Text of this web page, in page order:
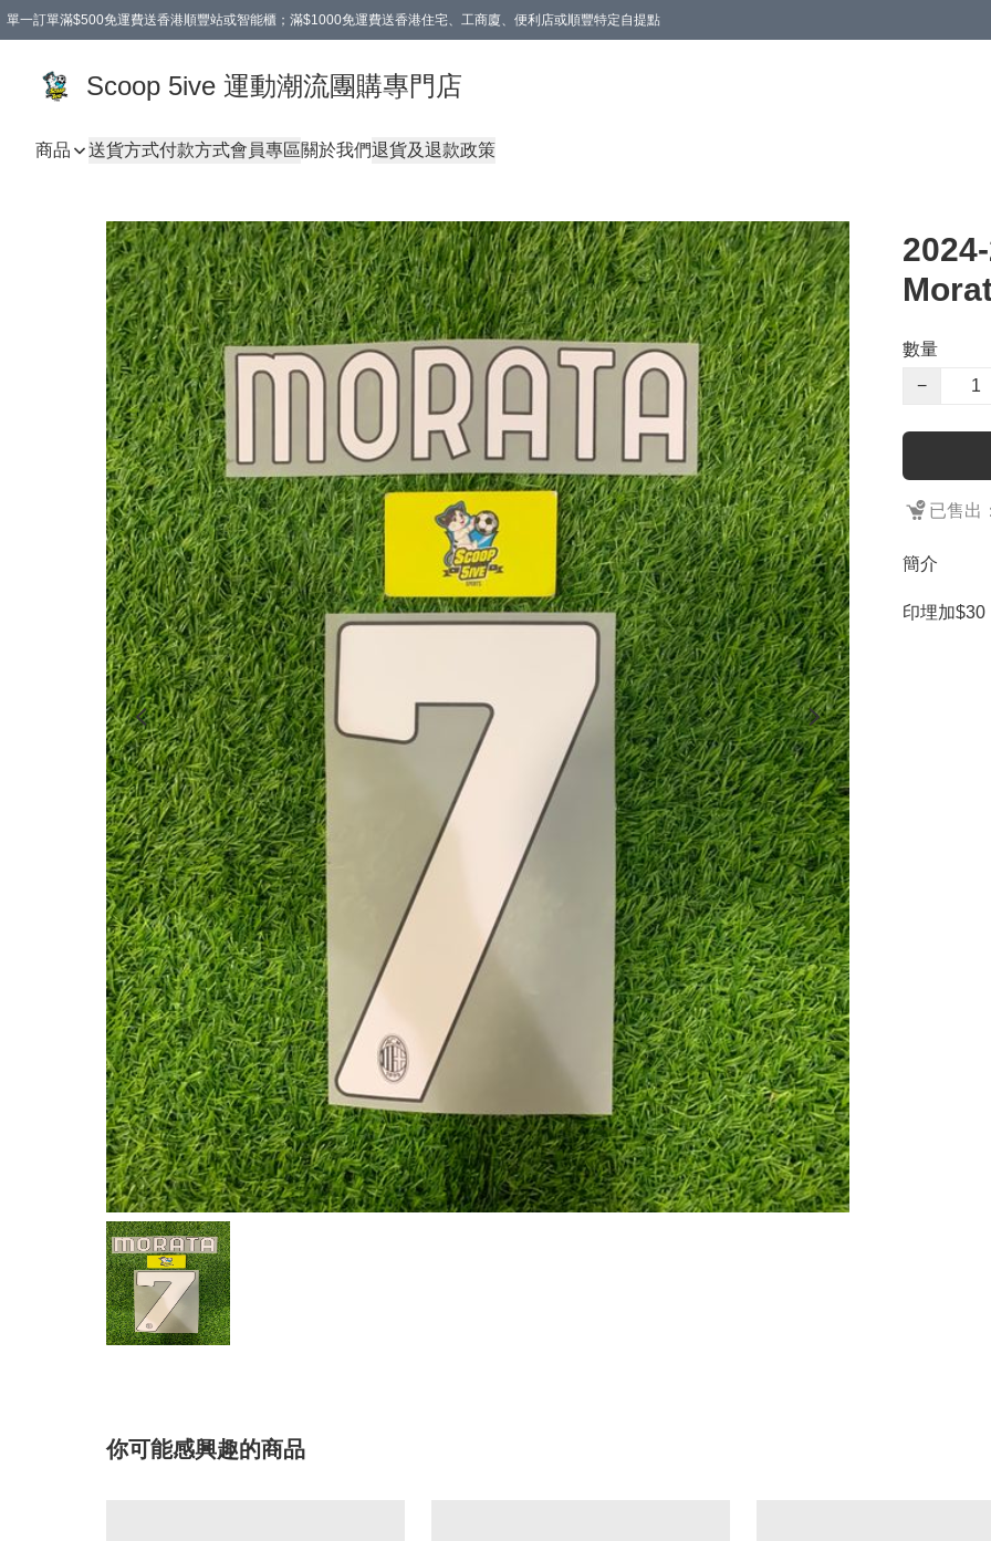
單一訂單滿$500免運費送香港順豐站或智能櫃；滿$1000免運費送香港住宅、工商廈、便利店或順豐特定自提點
Scoop 5ive 運動潮流團購專門店
商品 送貨方式付款方式會員專區關於我們退貨及退款政策
數量
−
已售出
簡介
印埋加$30
你可能感興趣的商品